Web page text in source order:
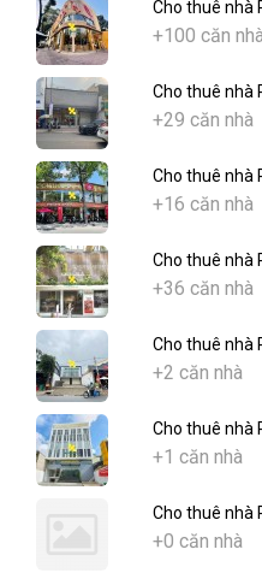
Cho thuê nhà
+100 căn
Cho thuê nhà
+29 căn nhà
Cho thuê nhà
+16 căn nhà
Cho thuê nhà
+36 căn nhà
Cho thuê nhà
+2 căn nhà
Cho thuê nhà
+1 căn nhà
Cho thuê nhà
+0 căn nhà